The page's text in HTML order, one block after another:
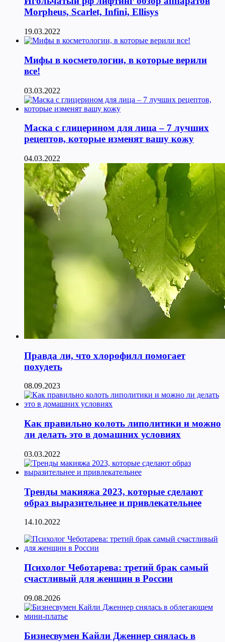
Morpheus, Scarlet, Infini, Ellisys
19.03.2022
Мифы в косметологии, в которые верили
все!
03.03.2022
Маска с глицерином для лица – 7 лучших
рецептов, которые изменят вашу кожу
04.03.2022
Правда ли, что хлорофилл помогает
похудеть
08.09.2023
Как правильно колоть липолитики и можно
ли делать это в домашних условиях
03.03.2022
Тренды макияжа 2023, которые сделают
образ выразительнее и привлекательнее
14.10.2022
Психолог Чеботарева: третий брак самый
счастливый для женщин в России
09.08.2026
Бизнесвумен Кайли Дженнер снялась в